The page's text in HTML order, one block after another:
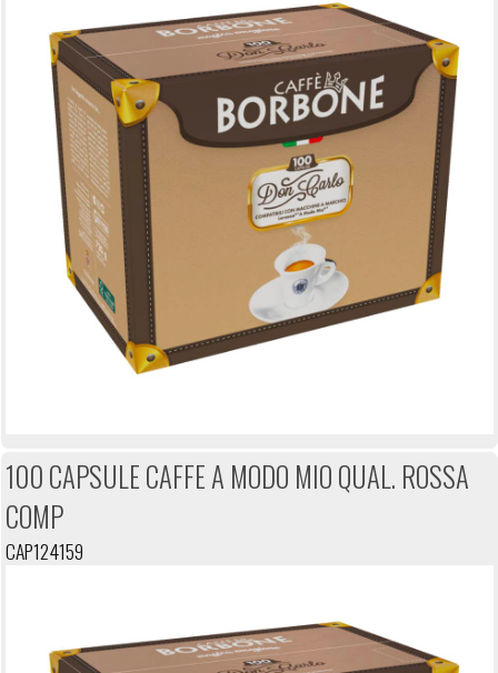
100 CAPSULE CAFFE A MODO MIO QUAL. ROSSA
COMP
CAP124159